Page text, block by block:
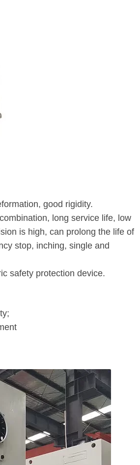
good rigidity.
long service life, low
is high, can prolong the life of
stop, inching, single and
safety protection device.